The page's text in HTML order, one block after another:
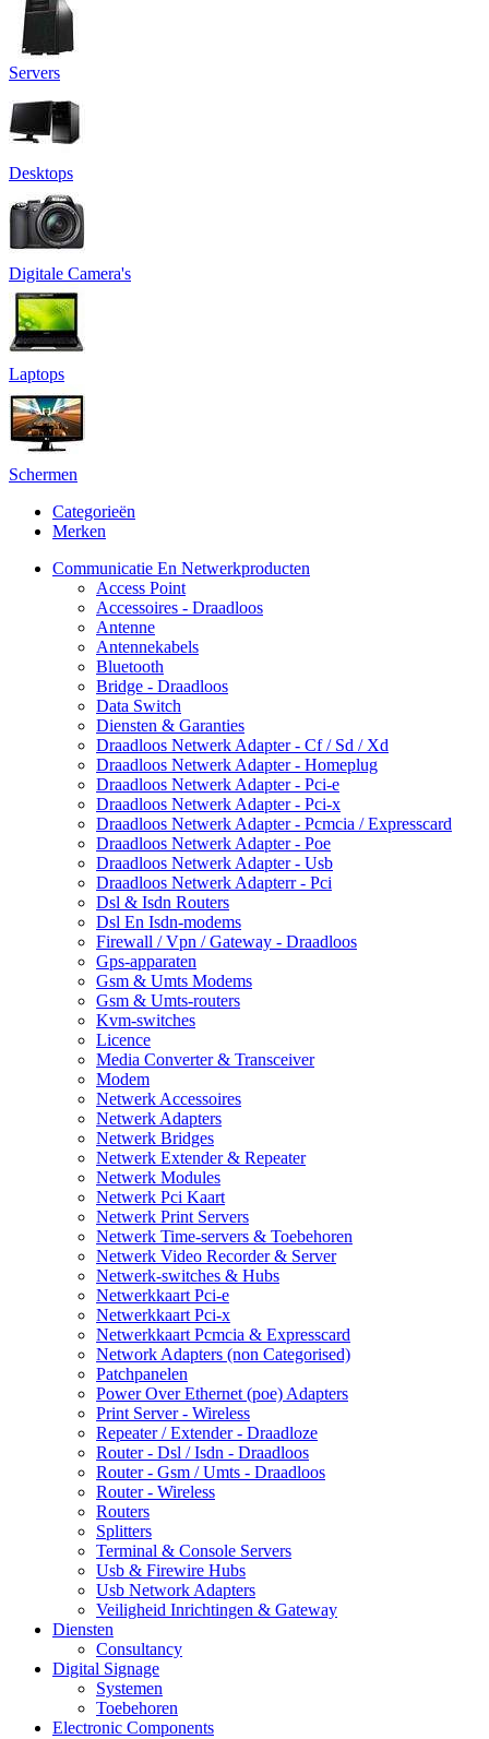
Servers
Desktops
Digitale Camera's
Laptops
Schermen
Categorieën
Merken
Communicatie En Netwerkproducten
Access Point
Accessoires - Draadloos
Antenne
Antennekabels
Bluetooth
Bridge - Draadloos
Data Switch
Diensten & Garanties
Draadloos Netwerk Adapter - Cf / Sd / Xd
Draadloos Netwerk Adapter - Homeplug
Draadloos Netwerk Adapter - Pci-e
Draadloos Netwerk Adapter - Pci-x
Draadloos Netwerk Adapter - Pcmcia / Expresscard
Draadloos Netwerk Adapter - Poe
Draadloos Netwerk Adapter - Usb
Draadloos Netwerk Adapterr - Pci
Dsl & Isdn Routers
Dsl En Isdn-modems
Firewall / Vpn / Gateway - Draadloos
Gps-apparaten
Gsm & Umts Modems
Gsm & Umts-routers
Kvm-switches
Licence
Media Converter & Transceiver
Modem
Netwerk Accessoires
Netwerk Adapters
Netwerk Bridges
Netwerk Extender & Repeater
Netwerk Modules
Netwerk Pci Kaart
Netwerk Print Servers
Netwerk Time-servers & Toebehoren
Netwerk Video Recorder & Server
Netwerk-switches & Hubs
Netwerkkaart Pci-e
Netwerkkaart Pci-x
Netwerkkaart Pcmcia & Expresscard
Network Adapters (non Categorised)
Patchpanelen
Power Over Ethernet (poe) Adapters
Print Server - Wireless
Repeater / Extender - Draadloze
Router - Dsl / Isdn - Draadloos
Router - Gsm / Umts - Draadloos
Router - Wireless
Routers
Splitters
Terminal & Console Servers
Usb & Firewire Hubs
Usb Network Adapters
Veiligheid Inrichtingen & Gateway
Diensten
Consultancy
Digital Signage
Systemen
Toebehoren
Electronic Components